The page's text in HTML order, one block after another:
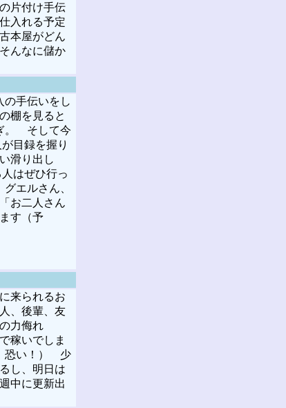
片付け手伝
入れる予定
本屋がどん
んなに儲か
の手伝いをし
の棚を見ると
。 そして今
目録を握り
滑り出し
はぜひ行っ
エルさん、
お二人さん
す（予
来られるお
、後輩、友
力侮れ
稼いでしま
恐い！） 少
し、明日は
中に更新出